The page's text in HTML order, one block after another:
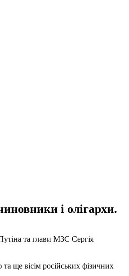
і олігархи.
та глави МЗС Сергія
ще вісім російських фізичних